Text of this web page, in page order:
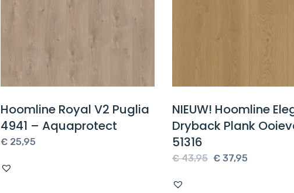
Hoomline Royal V2 Puglia
4941 – Aquaprotect
€ 25,95
NIEUW! Hoomline
Dryback Plank
51316
€43,95 Oorspronkelijke
€ 37,95